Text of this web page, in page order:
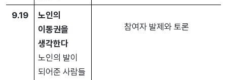
9.19
노인의
이동권을
생각한다
노인의 발이
되어준 사람들
참여자 발제와 토론